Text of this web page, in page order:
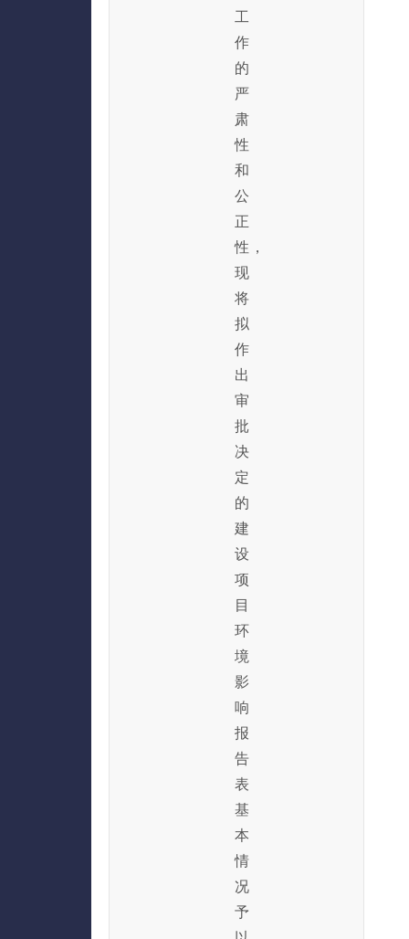
工
作
的
严
肃
性
和
公
正
性，
现
将
拟
作
出
审
批
决
定
的
建
设
项
目
环
境
影
响
报
告
表
基
本
情
况
予